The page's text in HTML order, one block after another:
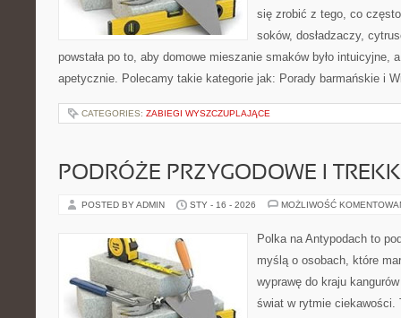
się zrobić z tego, co
soków, dosładzaczy,
powstała po to, aby domowe mieszanie smaków było intuicyjne,
apetycznie. Polecamy takie kategorie jak: Porady barmańskie i
CATEGORIES: ZABIEGI WYSZCZUPLAJĄCE
PODRÓŻE PRZYGODOWE I
POSTED BY ADMIN STY - 16 - 2026 MOŻLIWOŚĆ
Polka na Antypodach to
myślą o osobach, które
wyprawę do kraju
świat w rytmie ciekawości.